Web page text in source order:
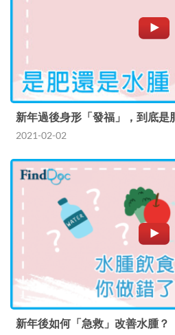
新年過後身形「發福」，到底是
2021-02-02
新年後如何「急救」改善水腫？